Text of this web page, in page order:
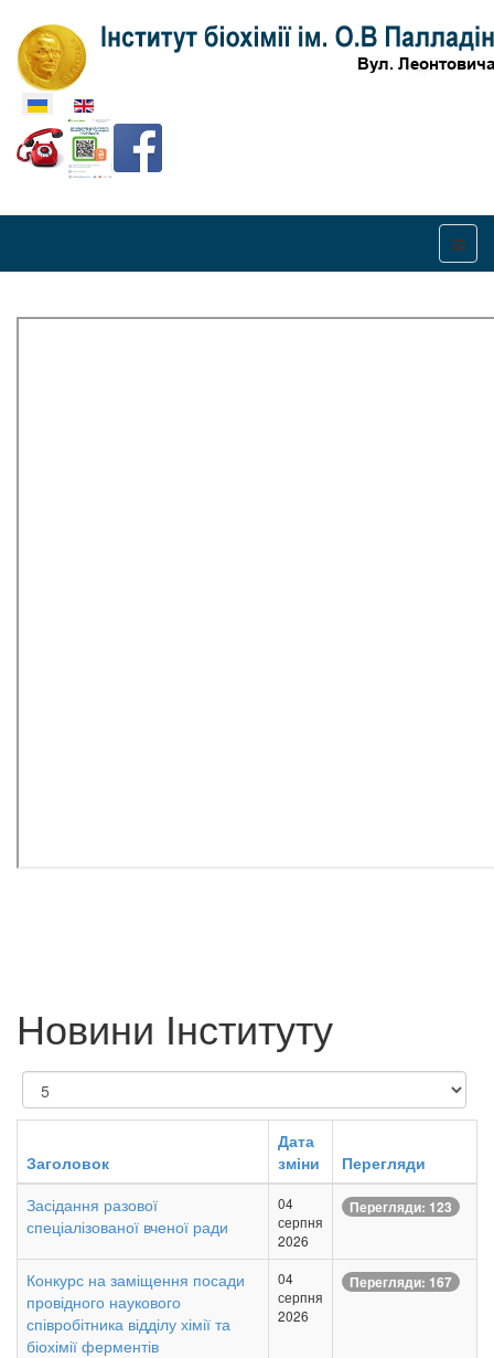
Оберіть свою мову
Новини Інституту
Показувати
Заголовок
Дата
зміни
Перегляди
Засідання разової
спеціалізованої вченої ради
04
серпня
2026
Перегляди: 123
Конкурс на заміщення посади
провідного наукового
співробітника відділу хімії та
біохімії ферментів
04
серпня
2026
Перегляди: 167